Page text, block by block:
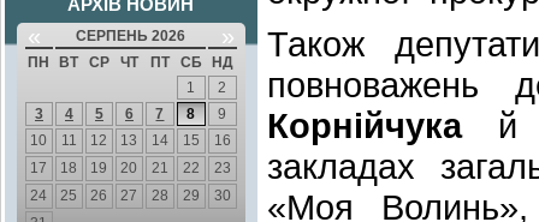
АРХІВ НОВИН
« СЕРПЕНЬ 2026 »
ПН ВТ СР ЧТ ПТ СБ
НД
1
2
3
4 5 6 7 8
9
10
11 12 13 14 15
16
17
18 19 20 21 22
23
24
25 26 27 28 29
30
Також
Корнійчука
закладах
«Моя Волинь»,